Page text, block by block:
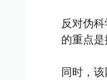
反对伪
的重点是
同时，